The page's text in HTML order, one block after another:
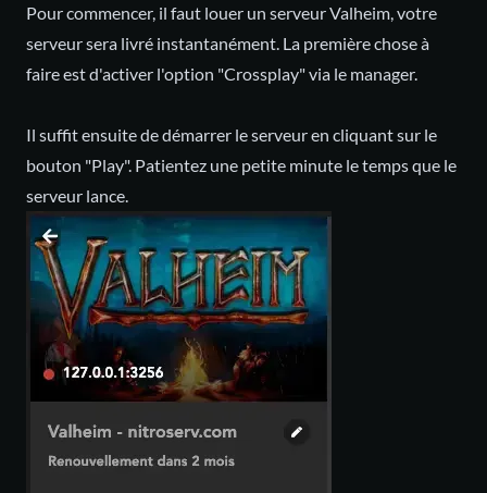
Pour commencer, il faut louer un serveur Valheim , votre
serveur sera livré instantanément. La première chose à
faire est d'activer l'option "Crossplay" via le manager.
Il suffit ensuite de démarrer le serveur en cliquant sur le
bouton "Play". Patientez une petite minute le temps que le
serveur lance.